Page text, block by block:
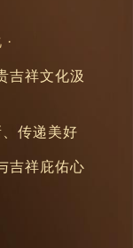
·
吉祥文化汲
传递美好
吉祥庇佑心